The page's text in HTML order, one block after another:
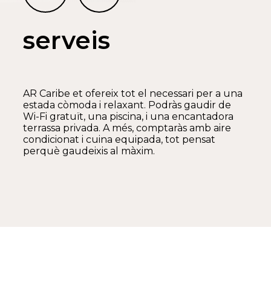
serveis
AR Caribe et ofereix tot el necessari per a una
estada còmoda i relaxant. Podràs gaudir de
Wi-Fi gratuït, una piscina, i una encantadora
terrassa privada. A més, comptaràs amb aire
condicionat i cuina equipada, tot pensat
perquè gaudeixis al màxim.